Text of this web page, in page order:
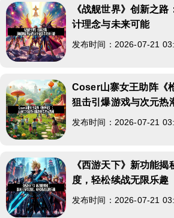
《战舰世界》创新之
计理念与未来可能
发布时间：2026-07-21
Coser山寨女王助阵《
狙击引爆游戏与次元热
发布时间：2026-07-21
《西游天下》新功能
度，轻松续战无限乐趣
发布时间：2026-07-21